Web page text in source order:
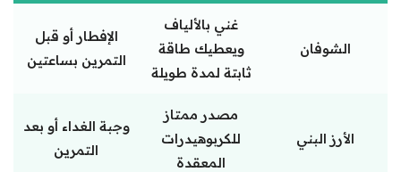
الشوفان
غني بالألياف
ويعطيك طاقة
ثابتة لمدة طويلة
الإفطار أو قبل
التمرين بساعتين
الأرز البني
مصدر ممتاز
للكربوهيدرات
المعقدة
وجبة الغداء أو بعد
التمرين